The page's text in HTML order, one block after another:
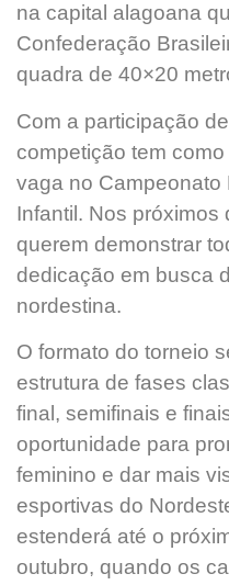
na capital alagoana
Confederação
quadra de 40×20
Com a participação
competição tem
vaga no Campeonato
Infantil. Nos próximos
querem demonstrar
dedicação em busca
nordestina.
O formato do torneio
estrutura de fases
final, semifinais e
oportunidade para
feminino e dar mais
esportivas do
estenderá até o
outubro, quando os